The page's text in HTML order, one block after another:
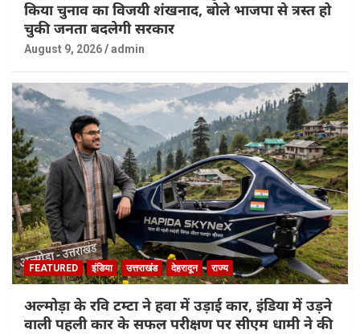
किया चुनाव का विजयी शंखनाद, बोले भाजपा से त्रस्त हो
चुकी जनता बदलेगी सरकार
August 9, 2026 admin
FEATURED इंडिया उत्तराखंड देहरादून राज्य
अल्मोड़ा के रवि टम्टा ने हवा में उड़ाई कार, इंडिया में उड़ने
वाली पहली कार के सफल परीक्षण पर सीएम धामी ने की